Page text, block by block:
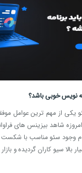
نویس خوبی باشد؟
یکی از مهم ترین عوامل
شاهد بیزینس های
وجود سئو مناسب با شکست
بالا سیو کاران گردیده و